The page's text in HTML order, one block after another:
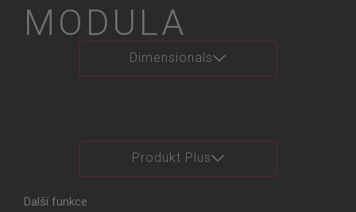
MODULA
Dimensionals
Produkt Plus
Další funkce